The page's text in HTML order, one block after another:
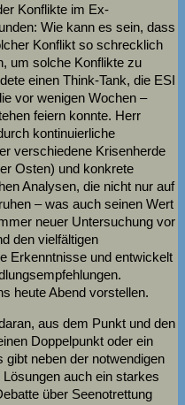
Konflikte im Ex-
Wie kann es sein, dass
Konflikt so schrecklich
um solche Konflikte zu
einen Think-Tank, die ESI
vor wenigen Wochen –
feiern konnte. Herr
kontinuierliche
verschiedene Krisenherde
Osten) und konkrete
Analysen, die nicht nur auf
– was auch seinen Wert
neuer Untersuchung vor
den vielfältigen
Erkenntnisse und entwickelt
heute Abend vorstellen.
aus dem Punkt und den
Doppelpunkt oder ein
neben der notwendigen
auch ein starkes
über Seenotrettung